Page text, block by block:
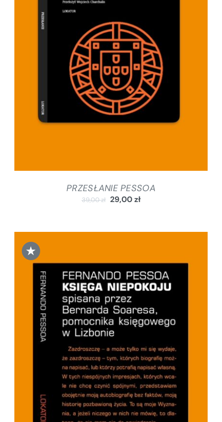
DODAJ DO KOSZYKA / SZCZEGÓŁY
PRZESŁANIE PESSOA
39,00zł 29,00zł
★
DODAJ DO KOSZYKA / SZCZEGÓŁY